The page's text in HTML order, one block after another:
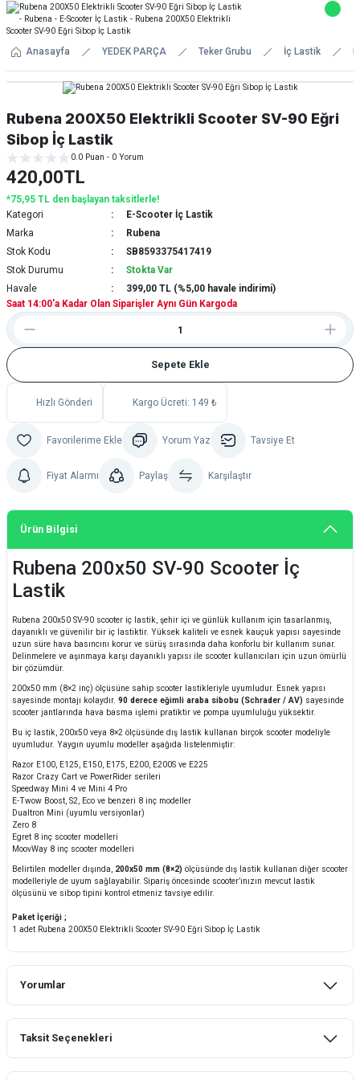
Anasayfa YEDEK PARÇA Teker Grubu İç Lastik
Rubena 200X50 Elektrikli Scooter SV-90 Eğri
Sibop İç Lastik
0.0 Puan - 0 Yorum
420,00TL
*75,95 TL den başlayan taksitlerle!
Kategori
E-Scooter İç Lastik
Marka
Rubena
Stok Kodu
SB8593375417419
Stok Durumu
Stokta Var
Havale
399,00 TL (%5,00 havale indirimi)
Saat 14:00'a Kadar Olan Siparişler Aynı Gün Kargoda
Sepete Ekle
Hızlı Gönderi Kargo Ücreti: 149 ₺
Yorum Yaz Tavsiye Et
Fiyat Alarmı Paylaş Karşılaştır
Ürün Bilgisi
Rubena 200x50 SV-90 Scooter İç
Lastik
Rubena 200x50 SV-90 scooter iç lastik, şehir içi ve günlük kullanım için tasarlanmış,
dayanıklı ve güvenilir bir iç lastiktir. Yüksek kaliteli ve esnek kauçuk yapısı sayesinde
uzun süre hava basıncını korur ve sürüş sırasında daha konforlu bir kullanım sunar.
Delinmelere ve aşınmaya karşı dayanıklı yapısı ile scooter kullanıcıları için uzun ömürlü
bir çözümdür.
200x50 mm (8×2 inç) ölçüsüne sahip scooter lastikleriyle uyumludur. Esnek yapısı
sayesinde montajı kolaydır. 90 derece eğimli araba sibobu (Schrader / AV) sayesinde
scooter jantlarında hava basma işlemi pratiktir ve pompa uyumluluğu yüksektir.
Bu iç lastik, 200x50 veya 8×2 ölçüsünde dış lastik kullanan birçok scooter modeliyle
uyumludur. Yaygın uyumlu modeller aşağıda listelenmiştir:
Razor E100, E125, E150, E175, E200, E200S ve E225
Razor Crazy Cart ve PowerRider serileri
Speedway Mini 4 ve Mini 4 Pro
E-Twow Boost, S2, Eco ve benzeri 8 inç modeller
Dualtron Mini (uyumlu versiyonlar)
Zero 8
Egret 8 inç scooter modelleri
MoovWay 8 inç scooter modelleri
Belirtilen modeller dışında, 200x50 mm (8×2) ölçüsünde dış lastik kullanan diğer scooter
modelleriyle de uyum sağlayabilir. Sipariş öncesinde scooter’ınızın mevcut lastik
ölçüsünü ve sibop tipini kontrol etmeniz tavsiye edilir.
Paket İçeriği ;
1 adet Rubena 200X50 Elektrikli Scooter SV-90 Eğri Sibop İç Lastik
Yorumlar
Taksit Seçenekleri